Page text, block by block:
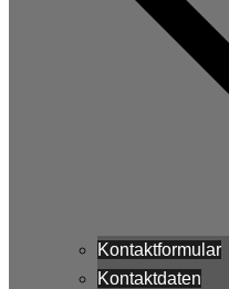
Kontaktformular
Kontaktdaten